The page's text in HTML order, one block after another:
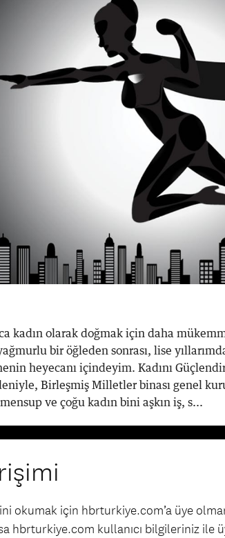
kadın olarak doğmak için daha
bir öğleden sonrası, lise
heyecanı içindeyim. Kadını
Birleşmiş Milletler binası genel
ve çoğu kadın bini aşkın iş, s...
okumak için hbrturkiye.com’a üye
hbrturkiye.com kullanıcı bilgileriniz ile